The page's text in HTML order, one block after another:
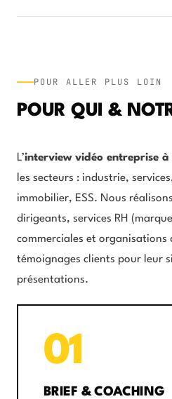
POUR ALLER PLUS LOIN
POUR QUI &
L’interview vidéo entreprise à
les secteurs : industrie,
immobilier, ESS. Nous
dirigeants, services RH
commerciales et organisations
témoignages clients pour leur
présentations.
01
BRIEF & COACHING